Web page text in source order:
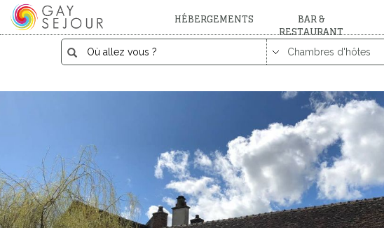
HÉBERGEMENTS BAR &
RESTAURANT